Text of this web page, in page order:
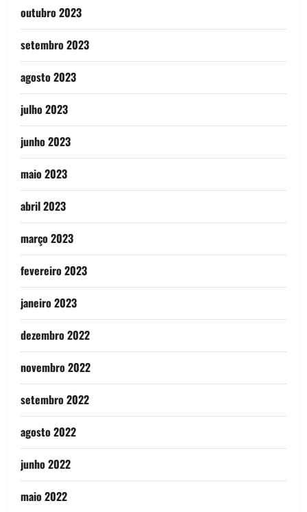
outubro 2023
setembro 2023
agosto 2023
julho 2023
junho 2023
maio 2023
abril 2023
março 2023
fevereiro 2023
janeiro 2023
dezembro 2022
novembro 2022
setembro 2022
agosto 2022
junho 2022
maio 2022